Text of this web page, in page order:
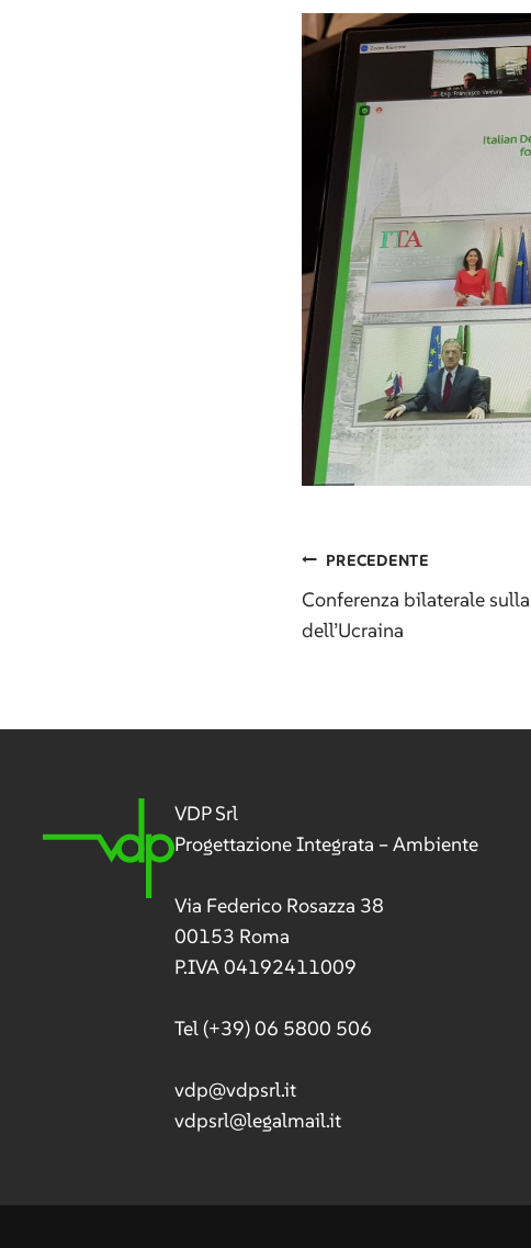
articoli
PRECEDENTE
Conferenza bilaterale
dell’Ucraina
VDP Srl
Progettazione Integrata – Ambiente
Via Federico Rosazza 38
00153 Roma
P.IVA 04192411009
Tel(+39) 06 5800 506
vdp@vdpsrl.it
vdpsrl@legalmail.it